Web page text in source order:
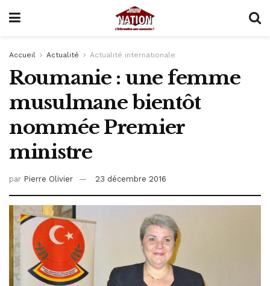
Accueil Actualité Actualité internationale
Roumanie : une femme
musulmane bientôt
nommée Premier
ministre
par Pierre Olivier 23 décembre 2016